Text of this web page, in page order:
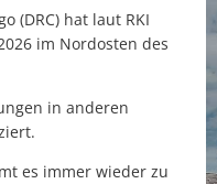
(DRC) hat laut RKI
im Nordosten des
in anderen
es immer wieder zu